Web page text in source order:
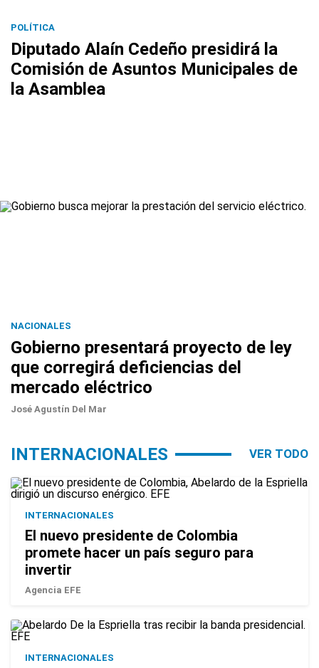
POLÍTICA
Diputado Alaín Cedeño presidirá la
Comisión de Asuntos Municipales de
la Asamblea
NACIONALES
Gobierno presentará proyecto de ley
que corregirá deficiencias del
mercado eléctrico
José Agustín Del Mar
INTERNACIONALES VER TODO
INTERNACIONALES
El nuevo presidente de Colombia
promete hacer un país seguro para
invertir
Agencia EFE
INTERNACIONALES